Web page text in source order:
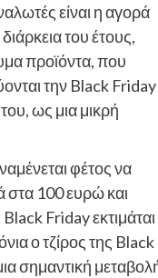
είναι η αγορά
του έτους,
προϊόντα, που
την Black Friday
ως μια μικρή
φέτος να
στα 100 ευρώ και
Friday εκτιμάται
ο τζίρος της Black
σημαντική